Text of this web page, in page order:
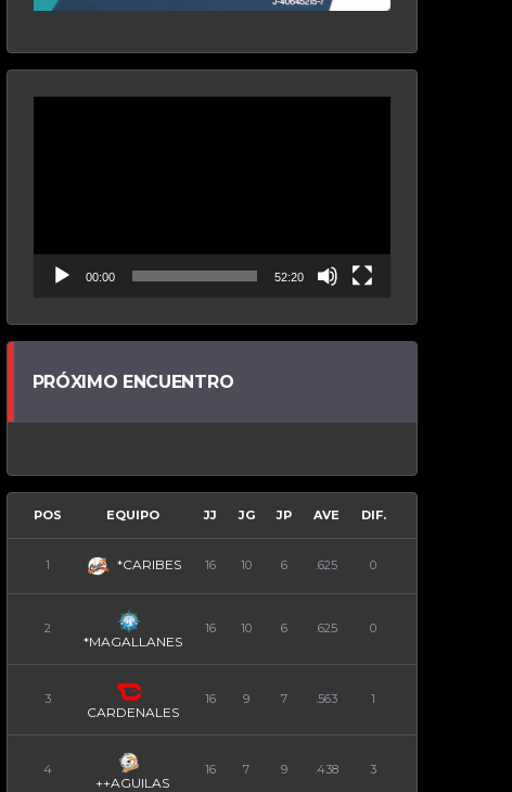
00:00 52:20
PRÓXIMO ENCUENTRO
POS EQUIPO JJ JG JP AVE DIF.
1 *CARIBES 16 10 6 .625 0
2
*MAGALLANES
16 10 6 .625 0
3
CARDENALES
16 9 7 .563 1
4
++AGUILAS
16 7 9 .438 3